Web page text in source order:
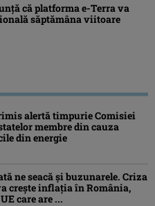
că platforma e-Terra va
săptămâna viitoare
alertă timpurie Comisiei
membre din cauza
din energie
ne seacă și buzunarele. Criza
crește inflația în România,
care are ...